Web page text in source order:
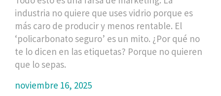
industria no quiere que uses vidrio porque es
más caro de producir y menos rentable. El
‘policarbonato seguro’ es un mito. ¿Por qué no
te lo dicen en las etiquetas? Porque no quieren
que lo sepas.
noviembre 16, 2025